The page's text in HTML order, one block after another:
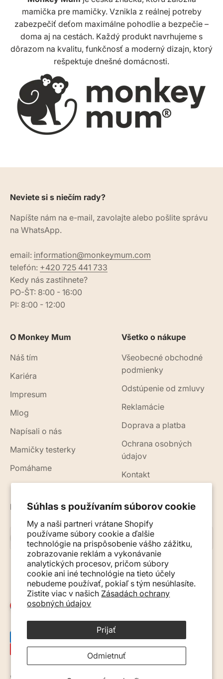
Súhlas s používaním súborov cookie
My a naši partneri vrátane Shopify
používame súbory cookie a ďalšie
technológie na prispôsobenie vášho zážitku,
zobrazovanie reklám a vykonávanie
analytických procesov, pričom súbory
cookie ani iné technológie na tieto účely
nebudeme používať, pokiaľ s tým nesúhlasíte.
Zistite viac v našich Zásadách ochrany
osobných údajov
Prijať
Odmietnuť
mamička pre mamičky. Vznikla z reálnej potreby
zabezpečiť deťom maximálne pohodlie a bezpečie –
doma aj na cestách. Každý produkt navrhujeme s
dôrazom na kvalitu, funkčnosť a moderný dizajn, ktorý
rešpektuje dnešné domácnosti.
Neviete si s niečím rady?
Napíšte nám na e-mail, zavolajte alebo pošlite správu
na WhatsApp.
email: information@monkeymum.com
telefón: +420 725 441 733
Kedy nás zastihnete?
PO-ŠT: 8:00 - 16:00
PI: 8:00 - 12:00
O Monkey Mum
Náš tím
Kariéra
Impresum
Mlog
Napísali o nás
Mamičky testerky
Pomáhame
Všetko o nákupe
Všeobecné obchodné
podmienky
Odstúpenie od zmluvy
Reklamácie
Doprava a platba
Ochrana osobných
údajov
Kontakt
Novinky, rady a tipy do vášho e-mailu
E-mail
Prihlásiť sa na odber
Slovensko (EUR €)
© 2026, Monkey Mum. · Site by Ecommerce Pot